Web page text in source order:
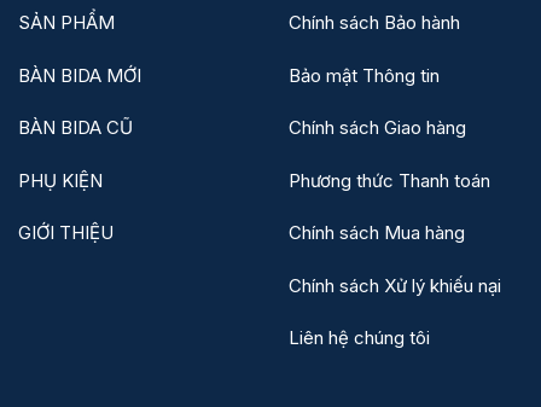
SẢN PHẨM
BÀN BIDA MỚI
BÀN BIDA CŨ
PHỤ KIỆN
GIỚI THIỆU
Chính sách Bảo hành
Bảo mật Thông tin
Chính sách Giao hàng
Phương thức Thanh toán
Chính sách Mua hàng
Chính sách Xử lý khiếu nại
Liên hệ chúng tôi